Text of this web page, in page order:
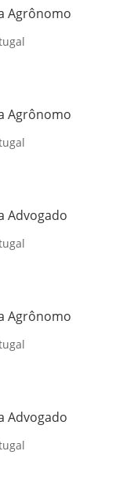
Agrônomo
Agrônomo
Advogado
Agrônomo
Advogado